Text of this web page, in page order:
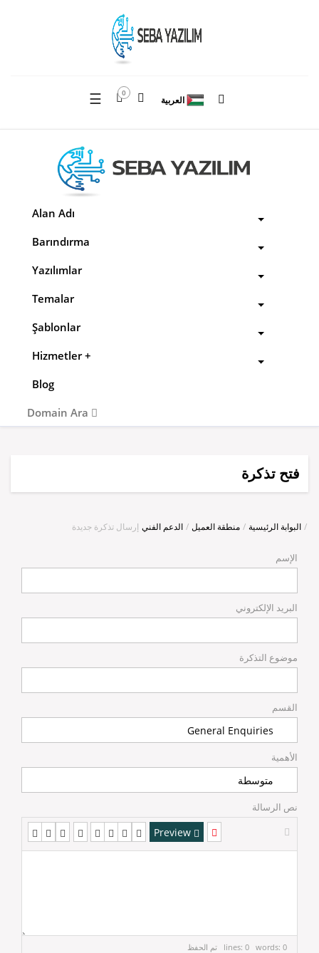
العربية
0
☰
Alan Adı
Barındırma
Yazılımlar
Temalar
Şablonlar
+ Hizmetler
Blog
فتح تذكرة
البوابة الرئيسية منطقة العميل الدعم الفني إرسال تذكرة جديدة
الإسم
البريد الإلكتروني
موضوع التذكرة
القسم
الأهمية
نص الرسالة
lines: 0 words: 0 تم الحفظ